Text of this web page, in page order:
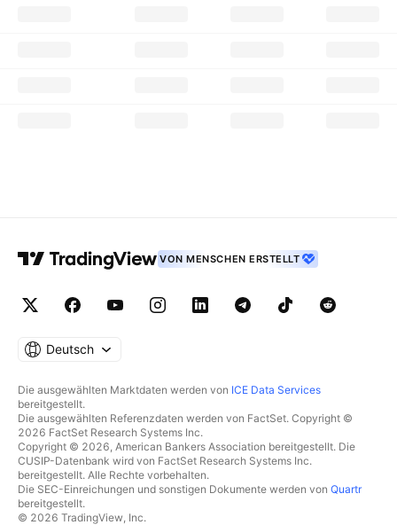
VON MENSCHEN ERSTELLT
Deutsch
Die ausgewählten Marktdaten werden von ICE Data Services
bereitgestellt.
Die ausgewählten Referenzdaten werden von FactSet. Copyright ©
2026 FactSet Research Systems Inc.
Copyright © 2026, American Bankers Association bereitgestellt. Die
CUSIP-Datenbank wird von FactSet Research Systems Inc.
bereitgestellt. Alle Rechte vorbehalten.
Die SEC-Einreichungen und sonstigen Dokumente werden von Quartr
bereitgestellt.
© 2026 TradingView, Inc.